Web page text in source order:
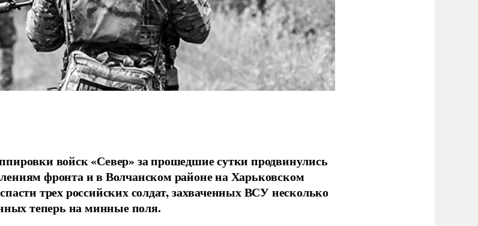
войск «Север» за прошедшие сутки продвинулись
фронта и в Волчанском районе на Харьковском
трех российских солдат, захваченных ВСУ несколько
теперь на минные поля.